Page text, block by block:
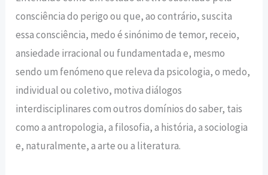
consciência do perigo ou que, ao contrário, suscita
essa consciência, medo é sinónimo de temor, receio,
ansiedade irracional ou fundamentada e, mesmo
sendo um fenómeno que releva da psicologia, o medo,
individual ou coletivo, motiva diálogos
interdisciplinares com outros domínios do saber, tais
como a antropologia, a filosofia, a história, a sociologia
e, naturalmente, a arte ou a literatura.